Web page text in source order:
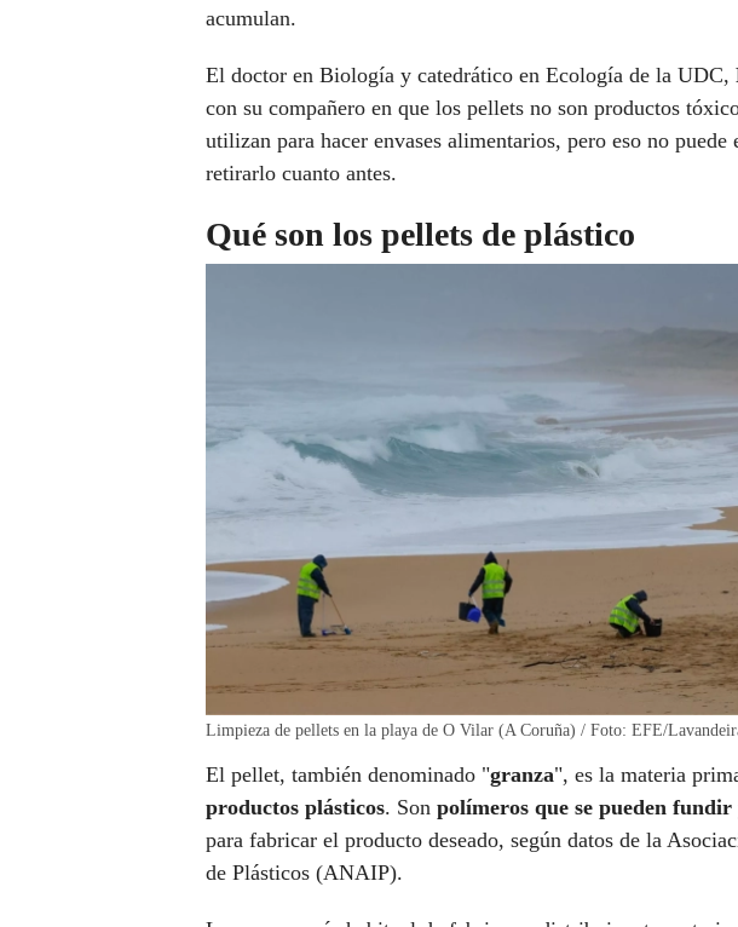
acumulan.
El doctor en Biología y catedrático en Ecología de la UDC,
con su compañero en que los pellets no son productos
utilizan para hacer envases alimentarios, pero eso no puede
retirarlo cuanto antes.
Qué son los pellets de plástico
Limpieza de pellets en la playa de O Vilar (A Coruña) / Foto: EFE/
El pellet, también denominado "granza", es la materia
productos plásticos. Son polímeros que se pueden fundir
para fabricar el producto deseado, según datos de la
de Plásticos (ANAIP).